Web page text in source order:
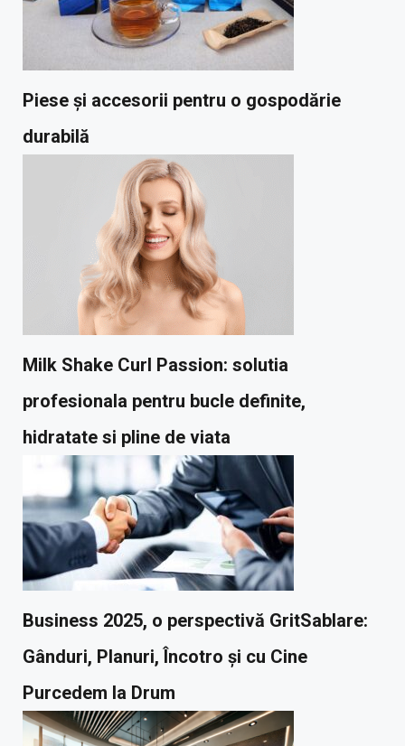
Piese și accesorii pentru o gospodărie
durabilă
Milk Shake Curl Passion: solutia
profesionala pentru bucle definite,
hidratate si pline de viata
Business 2025, o perspectivă GritSablare:
Gânduri, Planuri, Încotro și cu Cine
Purcedem la Drum